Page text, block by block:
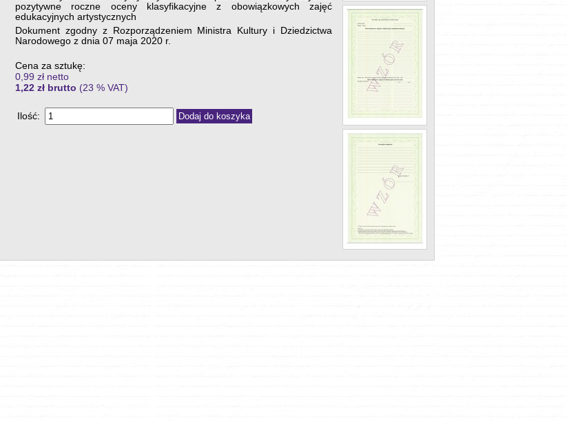
pozytywne roczne oceny klasyfikacyjne z obowiązkowych zajęć
edukacyjnych artystycznych
Dokument zgodny z Rozporządzeniem Ministra Kultury i Dziedzictwa
Narodowego z dnia 07 maja 2020 r.
Cena za sztukę:
0,99 zł netto
1,22 zł brutto (23 % VAT)
Ilość: